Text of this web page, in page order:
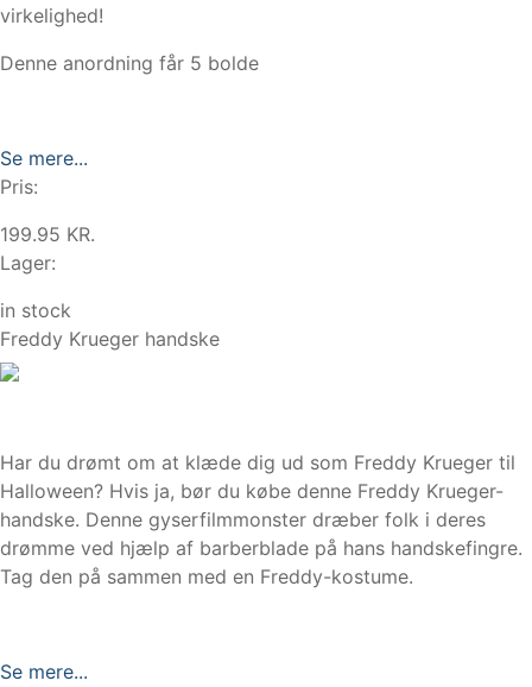
virkelighed!
Denne anordning får 5 bolde
Se mere...
Pris:
199.95 KR.
Lager:
in stock
Freddy Krueger handske
Har du drømt om at klæde dig ud som Freddy Krueger til
Halloween? Hvis ja, bør du købe denne Freddy Krueger-
handske. Denne gyserfilmmonster dræber folk i deres
drømme ved hjælp af barberblade på hans handskefingre.
Tag den på sammen med en Freddy-kostume.
Se mere...